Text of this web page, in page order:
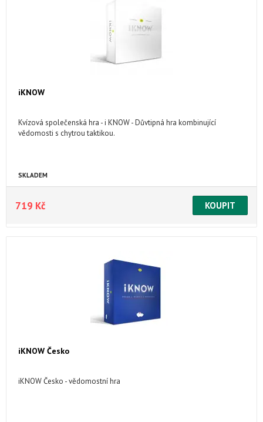
iKNOW
Kvízová společenská hra - i KNOW - Důvtipná hra kombinující
vědomosti s chytrou taktikou.
SKLADEM
719 Kč
iKNOW Česko
iKNOW Česko - vědomostní hra